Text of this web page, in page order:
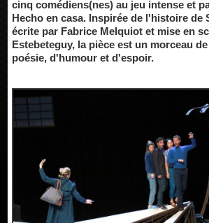
cinq comédiens(nes) au jeu intense et
Hecho en casa. Inspirée de l'histoire de
écrite par Fabrice Melquiot et mise en
Estebeteguy, la pièce est un morceau
poésie, d'humour et d'espoir.